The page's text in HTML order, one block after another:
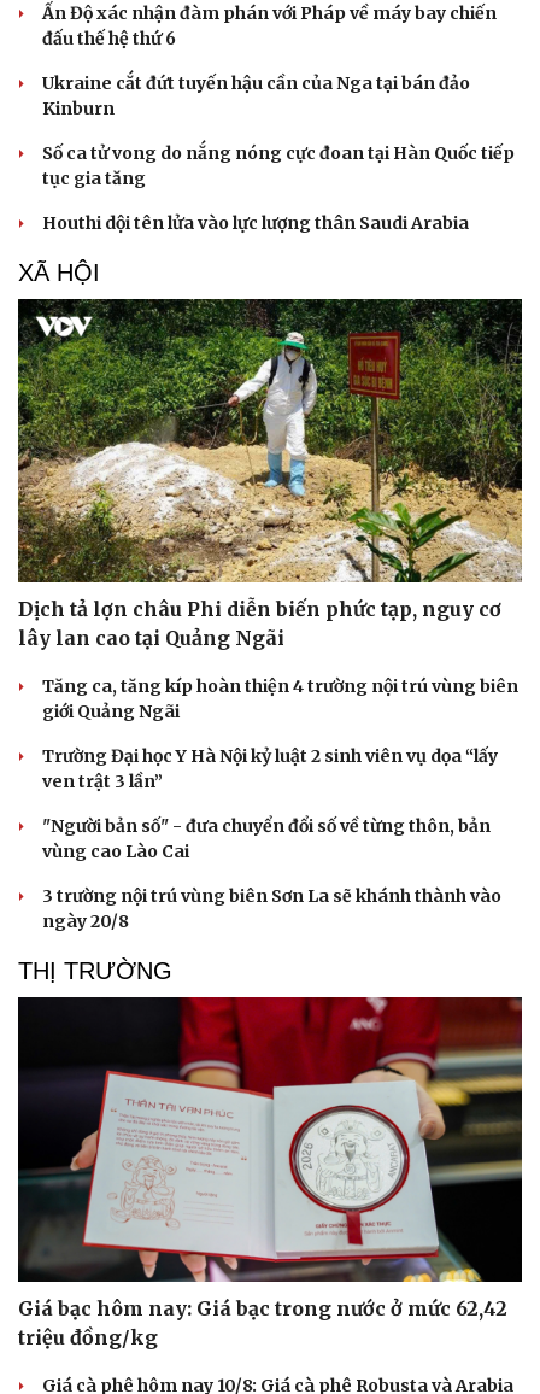
Doanh nghiệp
Thông tin doanh nghiệp
Doanh nghiệp 24h
Vì cộng đồng
Sành điệu
Chuyển đổi số
Ấn Độ xác nhận đàm phán với Pháp về máy bay chiến
đấu thế hệ thứ 6
Ukraine cắt đứt tuyến hậu cần của Nga tại bán đảo
Kinburn
Số ca tử vong do nắng nóng cực đoan tại Hàn Quốc tiếp
tục gia tăng
Houthi dội tên lửa vào lực lượng thân Saudi Arabia
XÃ HỘI
Dịch tả lợn châu Phi diễn biến phức tạp, nguy cơ
lây lan cao tại Quảng Ngãi
Tăng ca, tăng kíp hoàn thiện 4 trường nội trú vùng biên
giới Quảng Ngãi
Trường Đại học Y Hà Nội kỷ luật 2 sinh viên vụ dọa “lấy
ven trật 3 lần”
"Người bản số" - đưa chuyển đổi số về từng thôn, bản
vùng cao Lào Cai
3 trường nội trú vùng biên Sơn La sẽ khánh thành vào
ngày 20/8
THỊ TRƯỜNG
Giá bạc hôm nay: Giá bạc trong nước ở mức 62,42
triệu đồng/kg
Giá cà phê hôm nay 10/8: Giá cà phê Robusta và Arabia